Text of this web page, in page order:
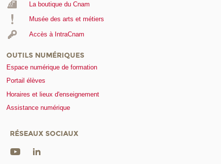
La boutique du Cnam
Musée des arts et métiers
Accès à IntraCnam
OUTILS NUMÉRIQUES
Espace numérique de formation
Portail élèves
Horaires et lieux d'enseignement
Assistance numérique
RÉSEAUX SOCIAUX